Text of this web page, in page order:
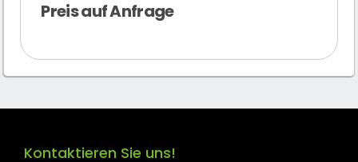
Preis auf Anfrage
Kontaktieren Sie uns!